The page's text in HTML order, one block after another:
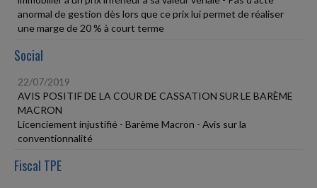
anormal de gestion dès lors que ce prix lui permet de réaliser
une marge de 20 % à court terme
Social
22/07/2019
AVIS POSITIF DE LA COUR DE CASSATION SUR LE BARÈME
MACRON
Licenciement injustifié - Barème Macron - Avis sur la
conventionnalité
Fiscal TPE